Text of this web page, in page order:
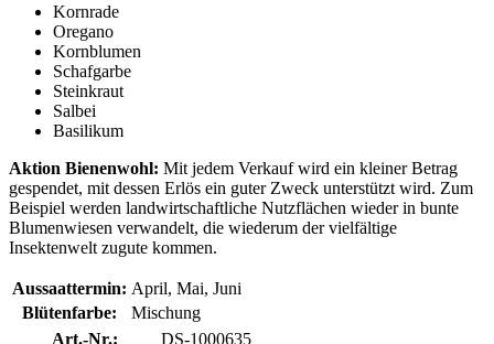
Kornrade
Oregano
Kornblumen
Schafgarbe
Steinkraut
Salbei
Basilikum
Aktion Bienenwohl: Mit jedem Verkauf wird ein kleiner Betrag
gespendet, mit dessen Erlös ein guter Zweck unterstützt wird. Zum
Beispiel werden landwirtschaftliche Nutzflächen wieder in bunte
Blumenwiesen verwandelt, die wiederum der vielfältige
Insektenwelt zugute kommen.
Aussaattermin: April, Mai, Juni
Blütenfarbe:
Mischung
Art.-Nr.:
DS-1000635